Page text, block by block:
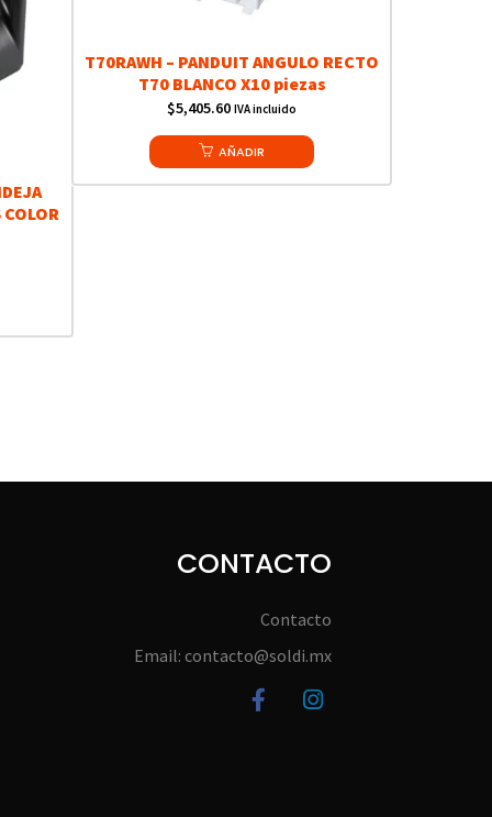
COLOR
T70RAWH – PANDUIT ANGULO RECTO
T70 BLANCO X10 piezas
$5,405.60 IVA incluido
AÑADIR
CONTACTO
Contacto
Email: contacto@soldi.mx